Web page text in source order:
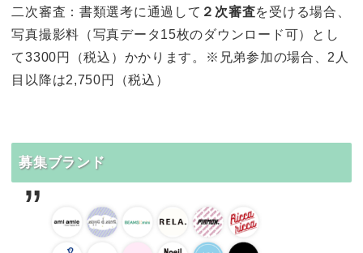
二次審査：書類選考に通過して ２次審査を受ける場合、
写真撮影料（写真データ15枚のダウンロード可）とし
て3300円（税込）かかります。※兄弟参加の場合、2人
目以降は2,750円（税込）
募集ブランド